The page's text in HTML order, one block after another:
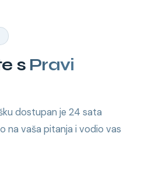
s Pravi
dostupan je 24 sata
na vaša pitanja i vodio vas